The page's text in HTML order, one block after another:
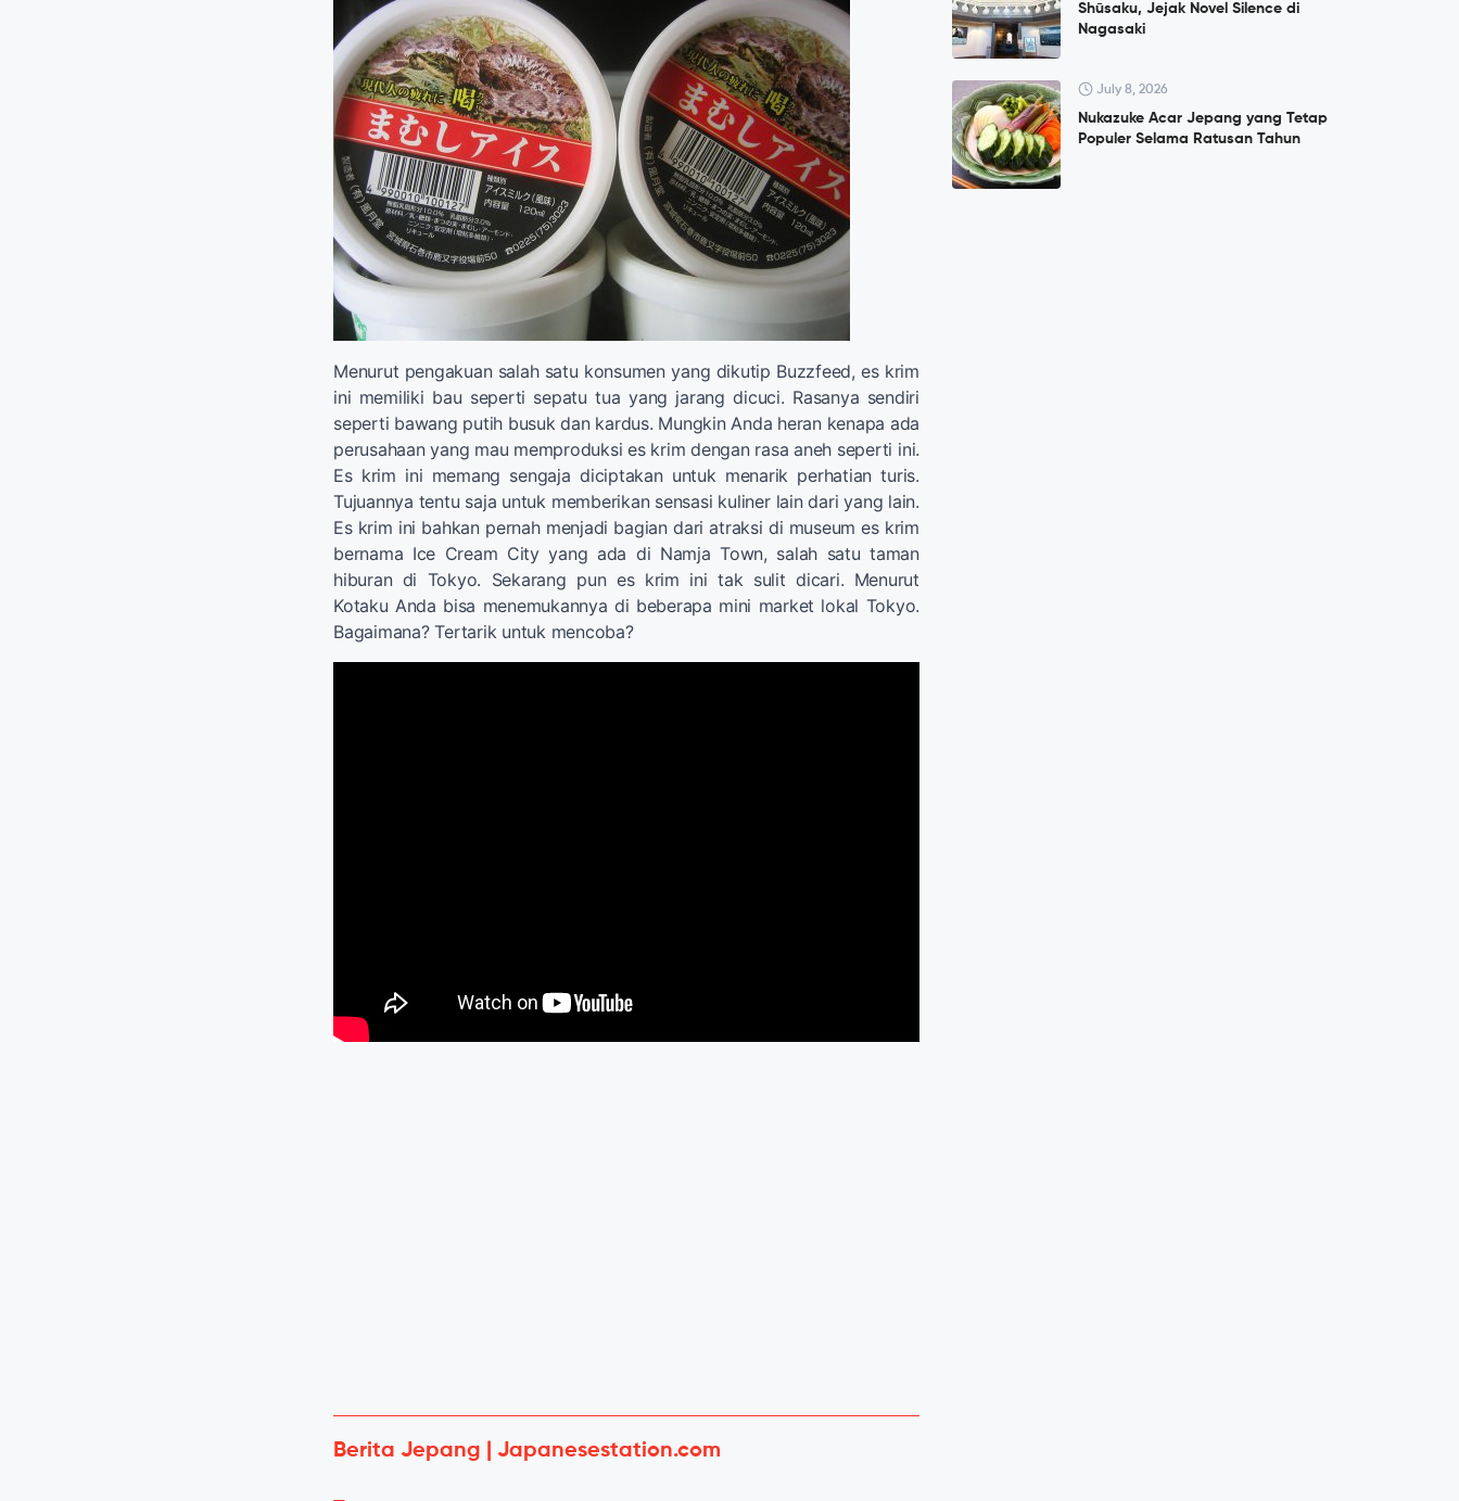
Menurut pengakuan salah satu konsumen yang dikutip Buzzfeed, es krim
ini memiliki bau seperti sepatu tua yang jarang dicuci. Rasanya sendiri
seperti bawang putih busuk dan kardus. Mungkin Anda heran kenapa ada
perusahaan yang mau memproduksi es krim dengan rasa aneh seperti ini.
Es krim ini memang sengaja diciptakan untuk menarik perhatian turis.
Tujuannya tentu saja untuk memberikan sensasi kuliner lain dari yang lain.
Es krim ini bahkan pernah menjadi bagian dari atraksi di museum es krim
bernama Ice Cream City yang ada di Namja Town, salah satu taman
hiburan di Tokyo. Sekarang pun es krim ini tak sulit dicari. Menurut
Kotaku Anda bisa menemukannya di beberapa mini market lokal Tokyo.
Bagaimana? Tertarik untuk mencoba?
Berita Jepang | Japanesestation.com
Shūsaku, Jejak Novel Silence di
Nagasaki
July 8, 2026
Nukazuke Acar Jepang yang Tetap
Populer Selama Ratusan Tahun